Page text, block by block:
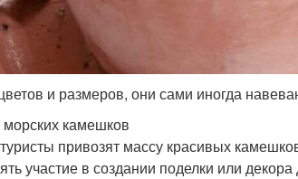
и размеров, они сами иногда
камешков
привозят массу красивых
участие в создании поделки или